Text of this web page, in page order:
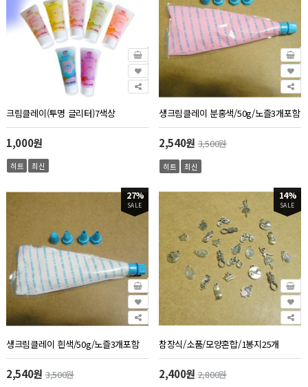
크림클레이(투명 글리터)7색상
1,000원
히트 최신
생크림클레이 분홍색/50g/노즐3개포함
2,540원3,500원
히트 최신
27%
SALE
생크림클레이 흰색/50g/노즐3개포함
2,540원 3,500원
14%
SALE
참장식/소품/모양혼합/1봉지25개
2,400원2,800원